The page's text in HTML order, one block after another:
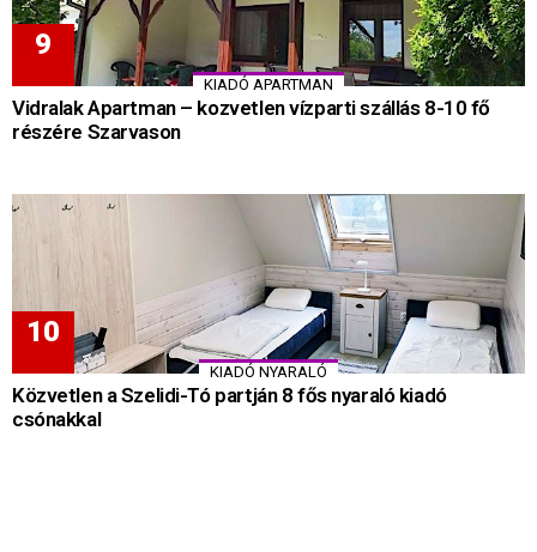
KIADÓ APARTMAN
Vidralak Apartman – kozvetlen vízparti szállás 8-10 fő
részére Szarvason
KIADÓ NYARALÓ
Közvetlen a Szelidi-Tó partján 8 fős nyaraló kiadó
csónakkal